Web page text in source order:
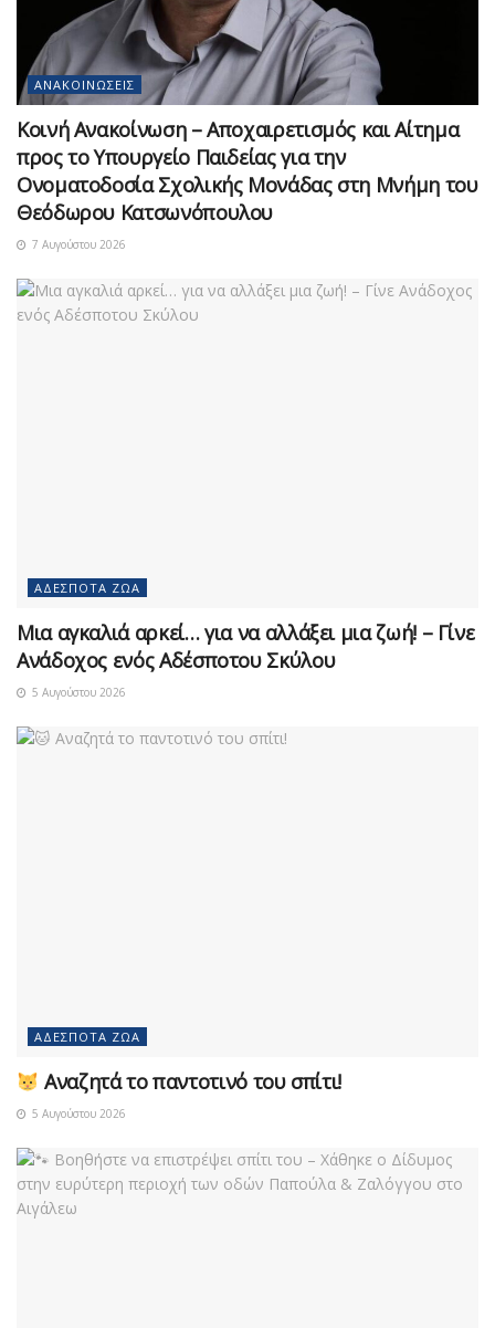
ΑΝΑΚΟΙΝΏΣΕΙΣ
Κοινή Ανακοίνωση – Αποχαιρετισμός και Αίτημα
προς το Υπουργείο Παιδείας για την
Ονοματοδοσία Σχολικής Μονάδας στη Μνήμη του
Θεόδωρου Κατσωνόπουλου
7 Αυγούστου 2026
ΑΔΈΣΠΟΤΑ ΖΏΑ
Μια αγκαλιά αρκεί… για να αλλάξει μια ζωή! – Γίνε
Ανάδοχος ενός Αδέσποτου Σκύλου
5 Αυγούστου 2026
ΑΔΈΣΠΟΤΑ ΖΏΑ
Αναζητά το παντοτινό του σπίτι!
5 Αυγούστου 2026